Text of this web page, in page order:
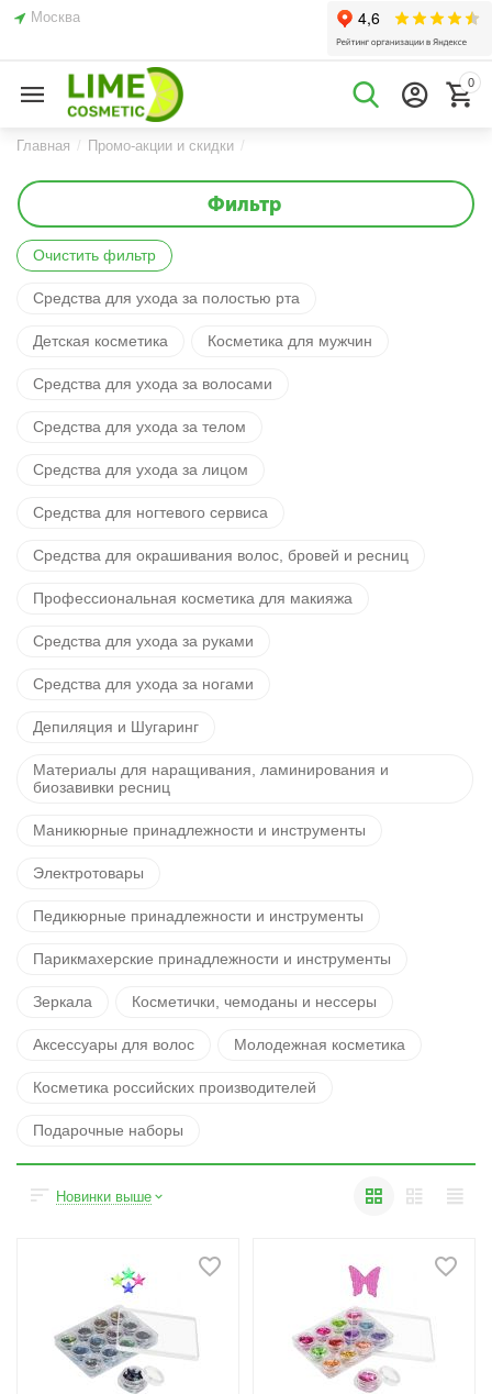
Москва
0
Главная / Промо-акции и скидки /
Фильтр
Очистить фильтр
Средства для ухода за полостью рта
Детская косметика Косметика для мужчин
Средства для ухода за волосами
Средства для ухода за телом
Средства для ухода за лицом
Средства для ногтевого сервиса
Средства для окрашивания волос, бровей и ресниц
Профессиональная косметика для макияжа
Средства для ухода за руками
Средства для ухода за ногами
Депиляция и Шугаринг
Материалы для наращивания, ламинирования и
биозавивки ресниц
Маникюрные принадлежности и инструменты
Электротовары
Педикюрные принадлежности и инструменты
Парикмахерские принадлежности и инструменты
Зеркала Косметички, чемоданы и нессеры
Аксессуары для волос Молодежная косметика
Косметика российских производителей
Подарочные наборы
Новинки выше